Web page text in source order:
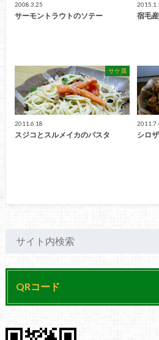
2008.3.25
サーモントラウトのソテー 宿毛
サケ属
2011.6.18
スジコとスルメイカのパスタ シロ
QRコード